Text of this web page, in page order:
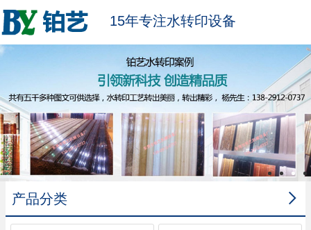
15年专注水转印设备

产品分类